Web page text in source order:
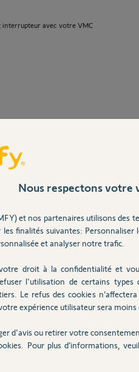
interrupteur avec votre VMC
la vitesse de la VMC :
le supprimer. Mais je ne suis
Nous respectons votre
et nos partenaires utilisons des
finalités suivantes:
et analyser notre trafic.
droit à la confidentialité et
l'utilisation de certains types
Le refus des cookies
expérience utilisateur sera moins
d'avis ou retirer votre
Pour plus d’informations,